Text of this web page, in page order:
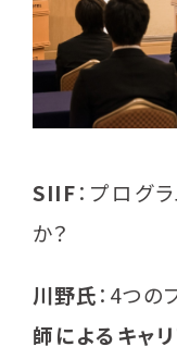
SIIF：プログ
か？
川野氏：4つの
師によるキャ